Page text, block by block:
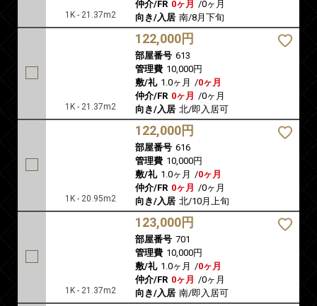
1K - 21.37m2
仲介/FR 0ヶ月 /0ヶ月
向き/入居 南/8月下旬
1K - 21.37m2
122,000円
部屋番号 613
管理費 10,000円
敷/礼 1.0ヶ月 /0ヶ月
仲介/FR 0ヶ月 /0ヶ月
向き/入居 北/即入居可
1K - 20.95m2
122,000円
部屋番号 616
管理費 10,000円
敷/礼 1.0ヶ月 /0ヶ月
仲介/FR 0ヶ月 /0ヶ月
向き/入居 北/10月上旬
1K - 21.37m2
123,000円
部屋番号 701
管理費 10,000円
敷/礼 1.0ヶ月 /0ヶ月
仲介/FR 0ヶ月 /0ヶ月
向き/入居 南/即入居可